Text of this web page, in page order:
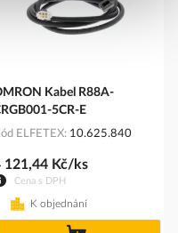
Kabel R88A-
5CR-E
ELFETEX 10.625.840
Cena s DPH
121,44 Kč/ks
K objednání